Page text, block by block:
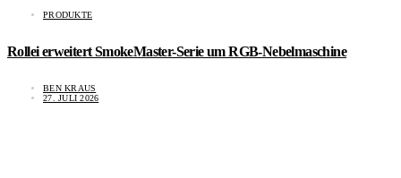
PRODUKTE
Rollei erweitert SmokeMaster-Serie um RGB-Nebelmaschine
BEN KRAUS
27. JULI 2026